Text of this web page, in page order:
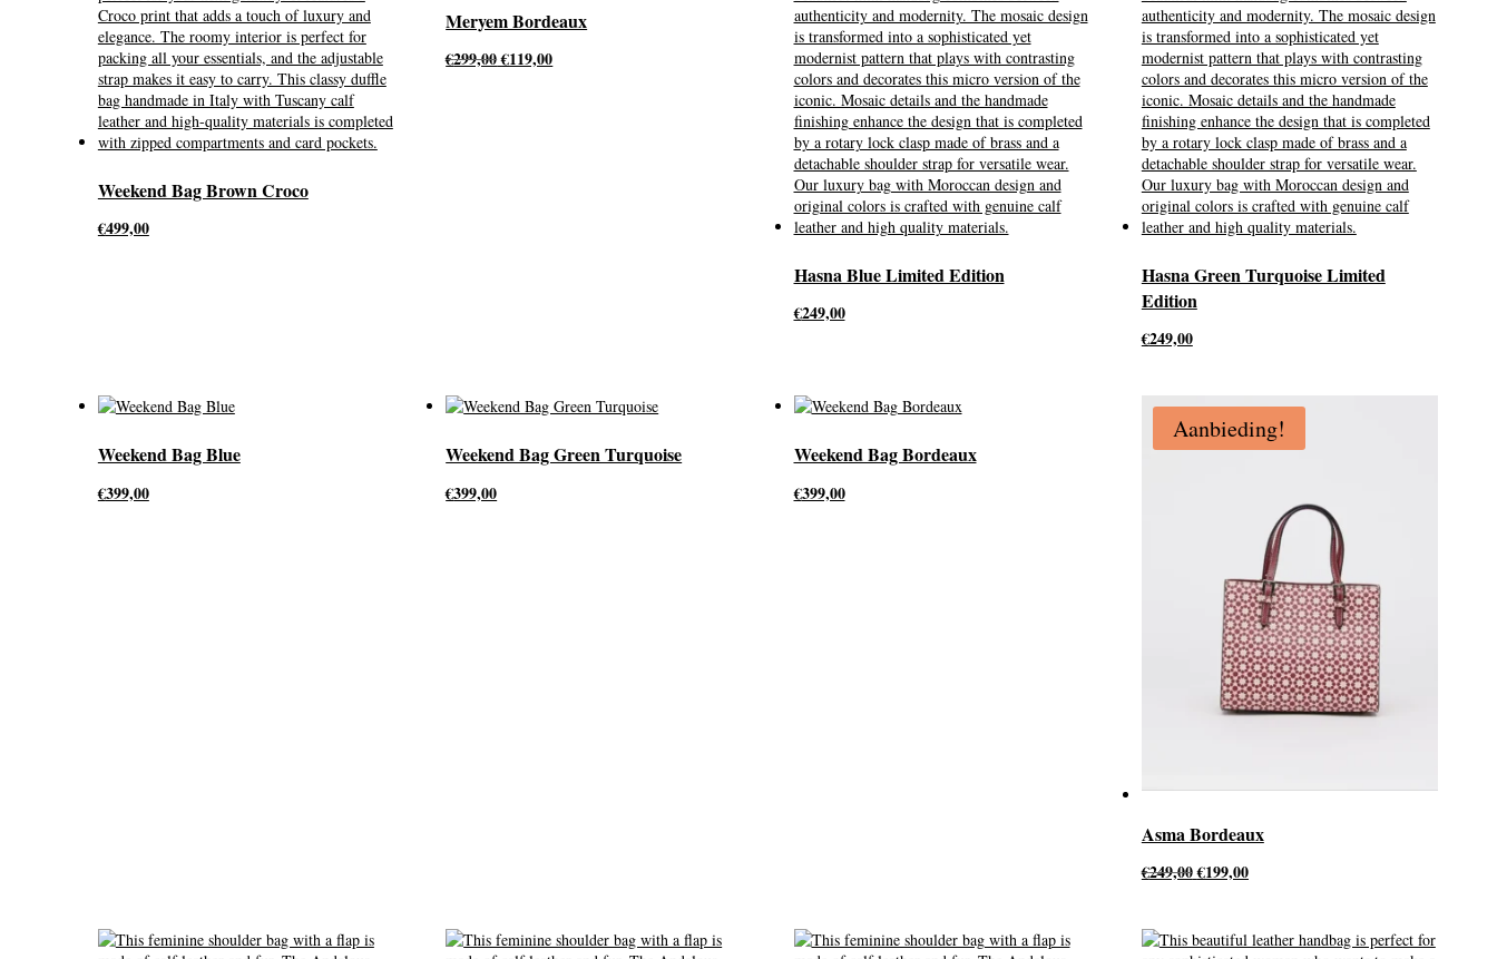
Weekend Bag Brown Croco
€499,00
Meryem Bordeaux
€299,00Oorspronkelijke
prijs
was:
€119,00Huidige
prijs
is:
Hasna Blue Limited Edition
€249,00
Hasna Green Turquoise Limited
Edition
€249,00
Weekend Bag Blue
€399,00
Weekend Bag Green Turquoise
€399,00
Weekend Bag Bordeaux
€399,00
Aanbieding!
Asma Bordeaux
€249,00Oorspronkelijke
prijs
was:
€199,00Huidige
prijs
is: